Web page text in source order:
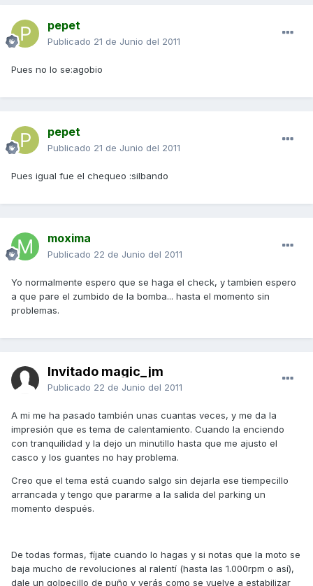
pepet
Publicado 21 de Junio del 2011
Pues no lo se:agobio
pepet
Publicado 21 de Junio del 2011
Pues igual fue el chequeo :silbando
moxima
Publicado 22 de Junio del 2011
Yo normalmente espero que se haga el check, y tambien espero
a que pare el zumbido de la bomba... hasta el momento sin
problemas.
Invitado magic_jm
Publicado 22 de Junio del 2011
A mi me ha pasado también unas cuantas veces, y me da la
impresión que es tema de calentamiento. Cuando la enciendo
con tranquilidad y la dejo un minutillo hasta que me ajusto el
casco y los guantes no hay problema.
Creo que el tema está cuando salgo sin dejarla ese tiempecillo
arrancada y tengo que pararme a la salida del parking un
momento después.
De todas formas, fíjate cuando lo hagas y si notas que la moto se
baja mucho de revoluciones al ralentí (hasta las 1.000rpm o así),
dale un golpecillo de puño y verás como se vuelve a estabilizar